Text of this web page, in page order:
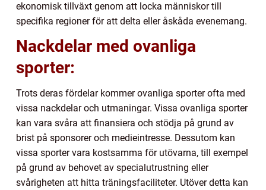
ekonomisk tillväxt genom att locka människor till
specifika regioner för att delta eller åskåda evenemang.
Nackdelar med ovanliga
sporter:
Trots deras fördelar kommer ovanliga sporter ofta med
vissa nackdelar och utmaningar. Vissa ovanliga sporter
kan vara svåra att finansiera och stödja på grund av
brist på sponsorer och medieintresse. Dessutom kan
vissa sporter vara kostsamma för utövarna, till exempel
på grund av behovet av specialutrustning eller
svårigheten att hitta träningsfaciliteter. Utöver detta kan